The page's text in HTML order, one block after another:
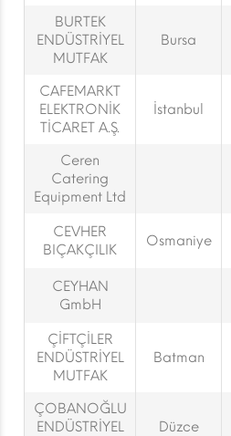
BURTEK
ENDÜSTRİYEL
MUTFAK
Bursa
CAFEMARKT
ELEKTRONİK
TİCARET A.Ş.
İstanbul
Ceren
Catering
Equipment Ltd
CEVHER
BIÇAKÇILIK
Osmaniye
CEYHAN
GmbH
ÇİFTÇİLER
ENDÜSTRİYEL
MUTFAK
Batman
ÇOBANOĞLU
ENDÜSTRİYEL
Düzce